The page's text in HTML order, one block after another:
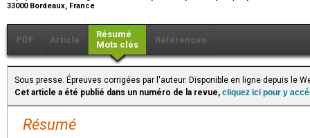
33000 Bordeaux, France
PDF Article
Résumé
Mots clés
Références
Sous presse. Épreuves corrigées par l'auteur. Disponible en ligne depuis le
Cet article a été publié dans un numéro de la revue, cliquez ici pour y
Résumé